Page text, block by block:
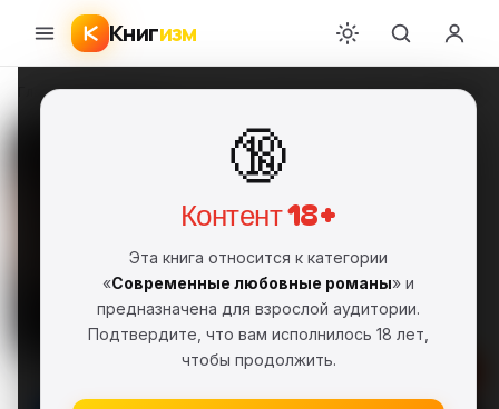
Книгизм
🔞
Контент 18+
Эта книга относится к категории
«Современные любовные романы» и
предназначена для взрослой аудитории.
Подтвердите, что вам исполнилось 18 лет,
чтобы продолжить.
Главная›Современные любовные романы›Уиллоу Винтерс›Ты моя
Ты моя надежда
Уиллоу Винтерс
Эротическая литература
Серия: Ты моя (#2)